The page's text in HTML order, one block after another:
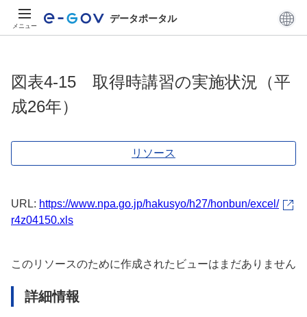
メニュー
データポータル
図表4-15 取得時講習の実施状況（平
成26年）
リソース
URL: https://www.npa.go.jp/hakusyo/h27/honbun/excel/
r4z04150.xls
このリソースのために作成されたビューはまだありません
詳細情報